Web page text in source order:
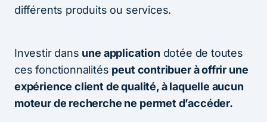
différents produits ou services.
Investir dans une application dotée de toutes
ces fonctionnalités peut contribuer à offrir une
expérience client de qualité, à laquelle aucun
moteur de recherche ne permet d’accéder.